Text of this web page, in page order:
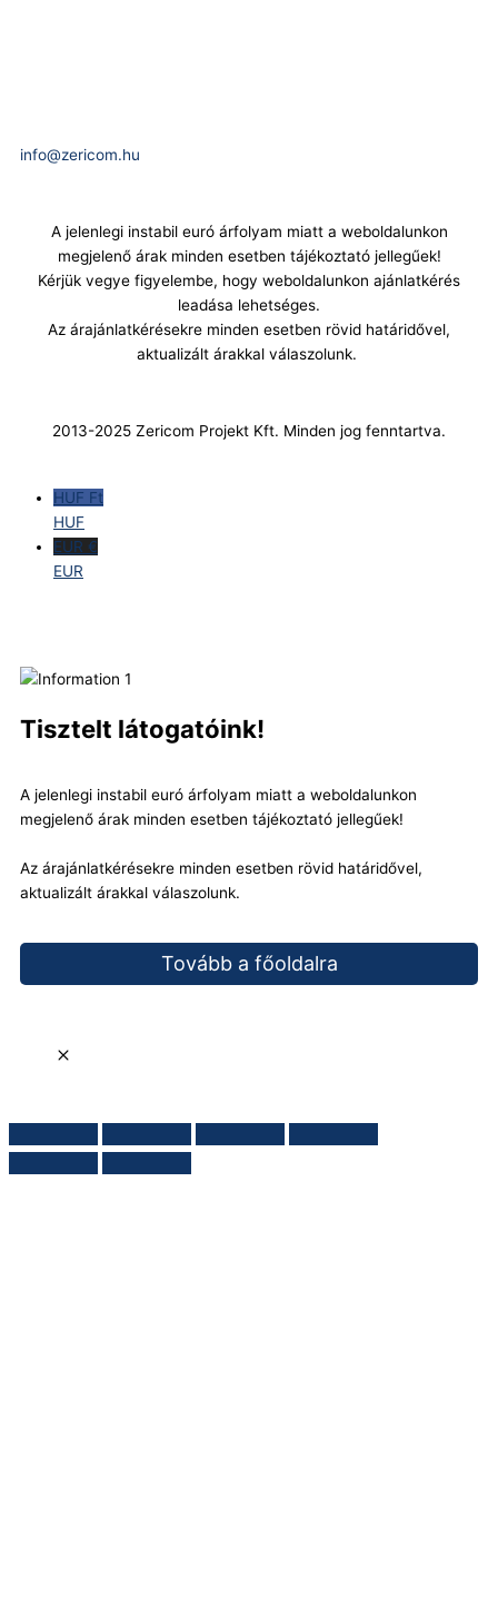
info@zericom.hu
A jelenlegi instabil euró árfolyam miatt a weboldalunkon
megjelenő árak minden esetben tájékoztató jellegűek!
Kérjük vegye figyelembe, hogy weboldalunkon ajánlatkérés
leadása lehetséges.
Az árajánlatkérésekre minden esetben rövid határidővel,
aktualizált árakkal válaszolunk.
2013-2025 Zericom Projekt Kft. Minden jog fenntartva.
HUF Ft
HUF
EUR €
EUR
Tisztelt látogatóink!
A jelenlegi instabil euró árfolyam miatt a weboldalunkon
megjelenő árak minden esetben tájékoztató jellegűek!
Az árajánlatkérésekre minden esetben rövid határidővel,
aktualizált árakkal válaszolunk.
Tovább a főoldalra